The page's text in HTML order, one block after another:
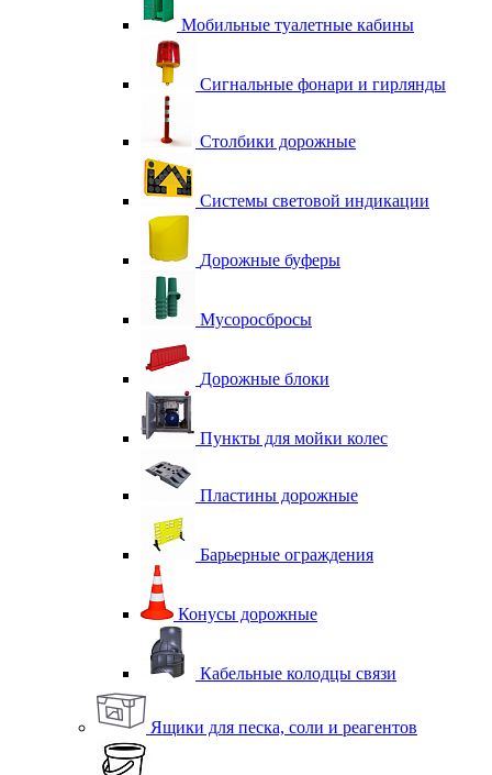
Мобильные туалетные кабины
Сигнальные фонари и гирлянды
Столбики дорожные
Системы световой индикации
Дорожные буферы
Мусоросбросы
Дорожные блоки
Пункты для мойки колес
Пластины дорожные
Барьерные ограждения
Конусы дорожные
Кабельные колодцы связи
Ящики для песка, соли и реагентов